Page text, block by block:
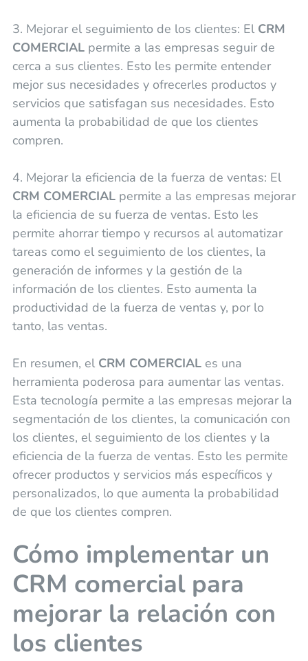
3. Mejorar el seguimiento de los clientes: El CRM
COMERCIALpermite a las empresas seguir de
cerca a sus clientes. Esto les permite entender
mejor sus necesidades y ofrecerles productos y
servicios que satisfagan sus necesidades. Esto
aumenta la probabilidad de que los clientes
compren.
4. Mejorar la eficiencia de la fuerza de ventas: El
CRM COMERCIALpermite a las empresas mejorar
la eficiencia de su fuerza de ventas. Esto les
permite ahorrar tiempo y recursos al automatizar
tareas como el seguimiento de los clientes, la
generación de informes y la gestión de la
información de los clientes. Esto aumenta la
productividad de la fuerza de ventas y, por lo
tanto, las ventas.
En resumen, el CRM COMERCIALes una
herramienta poderosa para aumentar las ventas.
Esta tecnología permite a las empresas mejorar la
segmentación de los clientes, la comunicación con
los clientes, el seguimiento de los clientes y la
eficiencia de la fuerza de ventas. Esto les permite
ofrecer productos y servicios más específicos y
personalizados, lo que aumenta la probabilidad
de que los clientes compren.
Cómo implementar un
CRM comercial para
mejorar la relación con
los clientes